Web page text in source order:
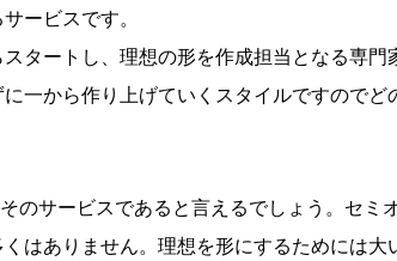
ービスです。
タートし、理想の形を作成担当となる専門
一から作り上げていくスタイルですのでど
のサービスであると言えるでしょう。セミ
はありません。理想を形にするためには大